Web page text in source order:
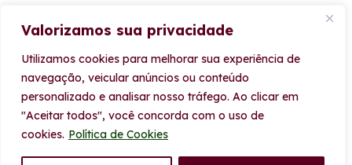
Valorizamos sua privacidade
Utilizamos cookies para melhorar sua experiência de
navegação, veicular anúncios ou conteúdo
personalizado e analisar nosso tráfego. Ao clicar em
"Aceitar todos", você concorda com o uso de
cookies. Política de Cookies